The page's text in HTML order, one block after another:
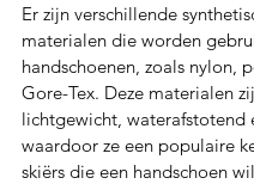
Er zijn verschillende
materialen die worden
handschoenen, zoals nylon,
Gore-Tex. Deze materialen
lichtgewicht, waterafstotend
waardoor ze een populaire
skiërs die een handschoen